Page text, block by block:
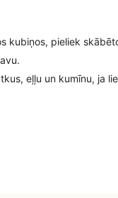
kubiņos, pieliek
eļļu un kumīnu, ja